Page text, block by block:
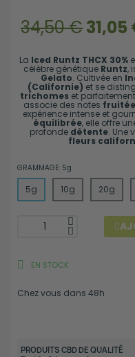
34,50 €31,05
La Iced Runtz THCX 30%
célèbre génétique Runtz,
Gelato. Cultivée en
(Californie) et se
trichomes et
associe des notes
expérience intense et
équilibrée, elle offre
profonde détente. Une
fleurs
GRAMMAGE 5g
5g 10g 20g
EN STOCK
Chez vous dans 48h
PRODUITS CBD DE QUALITÉ